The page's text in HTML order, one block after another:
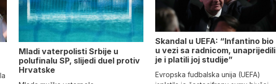
Mladi vaterpolisti Srbije u
polufinalu SP, slijedi duel protiv
Hrvatske
Skandal u UEFA: “Infantino bio
u vezi sa radnicom, unaprijedili
je i platili joj studije”
Evropska fudbalska unija (UEFA)